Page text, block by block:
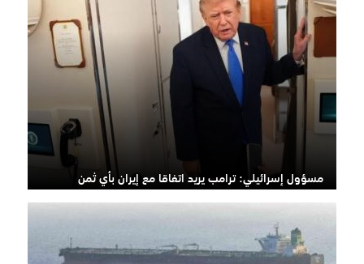
مسؤول إسرائيلي: ترامب يريد اتفاقا مع إيران بأي ثمن